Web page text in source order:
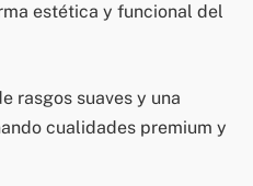
estética y funcional del
rasgos suaves y una
cualidades premium y